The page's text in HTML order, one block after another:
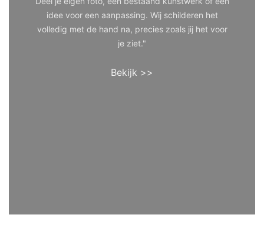
idee voor een aanpassing. Wij schilderen het
volledig met de hand na, precies zoals jij het voor
je ziet."
Bekijk >>